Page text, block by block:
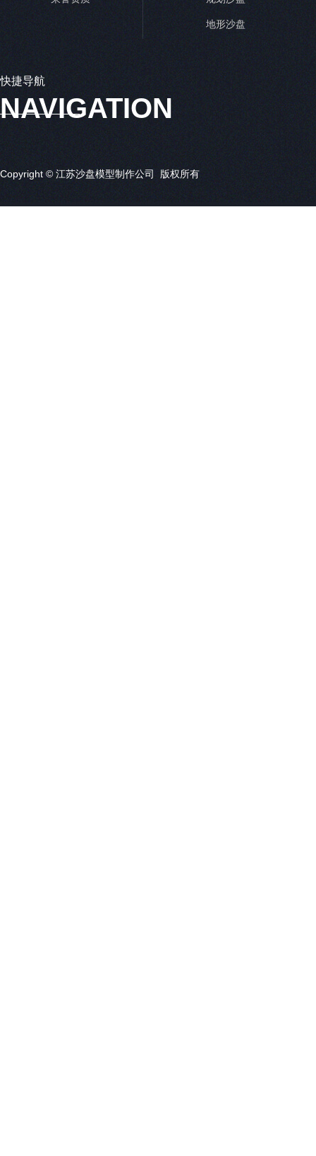
地形沙盘
快捷导航
NAVIGATION
Copyright © 江苏沙盘模型制作公司 版权所有